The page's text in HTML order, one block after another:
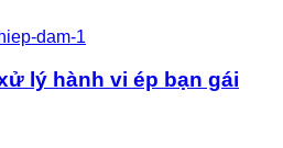
lý hành vi ép bạn gái